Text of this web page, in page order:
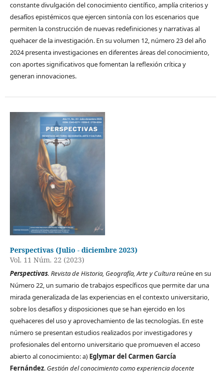
constante divulgación del conocimiento científico, amplía criterios y
desafíos epistémicos que ejercen sintonía con los escenarios que
permiten la construcción de nuevas redefiniciones y narrativas al
quehacer de la investigación. En su volumen 12, número 23 del año
2024 presenta investigaciones en diferentes áreas del conocimiento,
con aportes significativos que fomentan la reflexión crítica y
generan innovaciones.
Perspectivas (Julio - diciembre 2023)
Vol. 11 Núm. 22 (2023)
Perspectivas. Revista de Historia, Geografía, Arte y Culturareúne en su
Número 22, un sumario de trabajos específicos que permite dar una
mirada generalizada de las experiencias en el contexto universitario,
sobre los desafíos y disposiciones que se han ejercido en los
quehaceres del uso y aprovechamiento de las tecnologías. En este
número se presentan estudios realizados por investigadores y
profesionales del entorno universitario que promueven el acceso
abierto al conocimiento: a) Eglymar del Carmen García
Fernández. Gestión del conocimiento como experiencia docente